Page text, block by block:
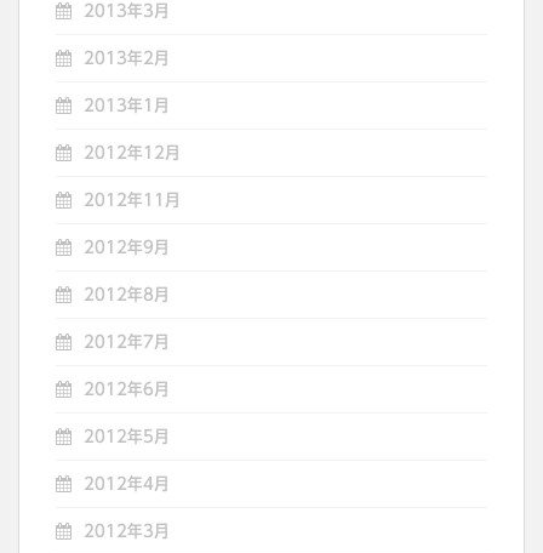
2013年3月
2013年2月
2013年1月
2012年12月
2012年11月
2012年9月
2012年8月
2012年7月
2012年6月
2012年5月
2012年4月
2012年3月